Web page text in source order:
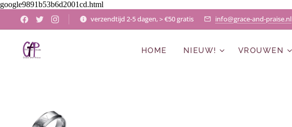
google9891b53b6d2001cd.html
verzendtijd 2-5 dagen, > €50 gratis info@grace-and-praise.nl
HOME NIEUW! VROUWEN